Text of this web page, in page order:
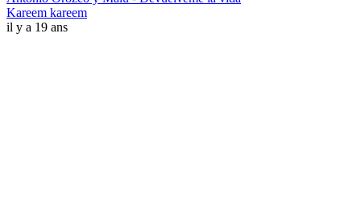
Kareem kareem
il y a 19 ans